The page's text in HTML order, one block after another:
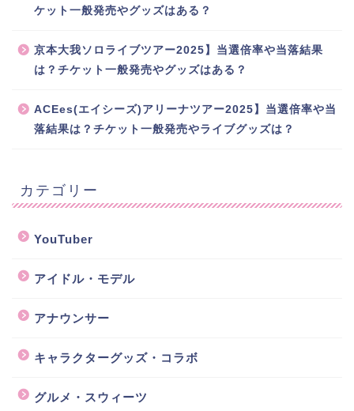
ケット一般発売やグッズはある？
京本大我ソロライブツアー2025】当選倍率や当落結果
は？チケット一般発売やグッズはある？
ACEes(エイシーズ)アリーナツアー2025】当選倍率や当
落結果は？チケット一般発売やライブグッズは？
カテゴリー
YouTuber
アイドル・モデル
アナウンサー
キャラクターグッズ・コラボ
グルメ・スウィーツ